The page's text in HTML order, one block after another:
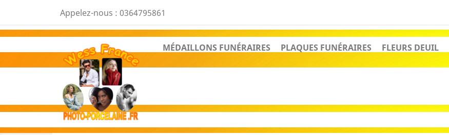
Appelez-nous : 0364795861
MÉDAILLONS FUNÉRAIRES PLAQUES FUNÉRAIRES FLEURS DEUIL